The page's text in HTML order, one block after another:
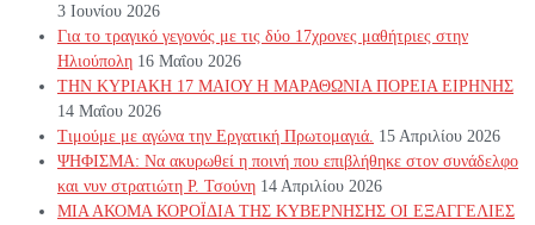
3 Ιουνίου 2026
Για το τραγικό γεγονός με τις δύο 17χρονες μαθήτριες στην
Ηλιούπολη 16 Μαΐου 2026
ΤΗΝ ΚΥΡΙΑΚΗ 17 ΜΑΙΟΥ Η ΜΑΡΑΘΩΝΙΑ ΠΟΡΕΙΑ ΕΙΡΗΝΗΣ
14 Μαΐου 2026
Τιμούμε με αγώνα την Εργατική Πρωτομαγιά. 15 Απριλίου 2026
ΨΗΦΙΣΜΑ: Να ακυρωθεί η ποινή που επιβλήθηκε στον συνάδελφο
και νυν στρατιώτη Ρ. Τσούνη 14 Απριλίου 2026
ΜΙΑ ΑΚΟΜΑ ΚΟΡΟΪΔΙΑ ΤΗΣ ΚΥΒΕΡΝΗΣΗΣ ΟΙ ΕΞΑΓΓΕΛΙΕΣ